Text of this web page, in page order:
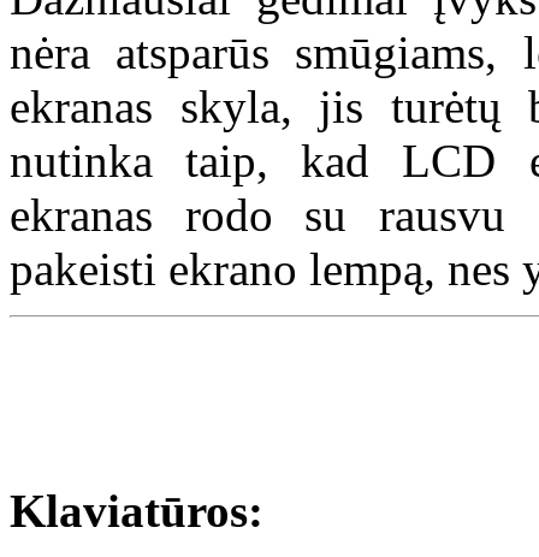
nėra atsparūs smūgiams,
ekranas skyla, jis turėtų
nutinka taip, kad LCD
ekranas rodo su
pakeisti ekrano lempą,
Klaviatūros: